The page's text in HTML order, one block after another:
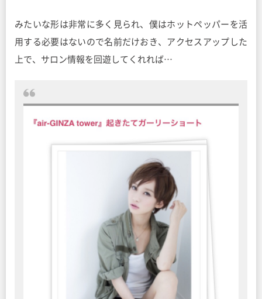
みたいな形は非常に多く見られ、僕はホットペッパーを活
用する必要はないので名前だけおき、アクセスアップした
上で、サロン情報を回遊してくれれば…